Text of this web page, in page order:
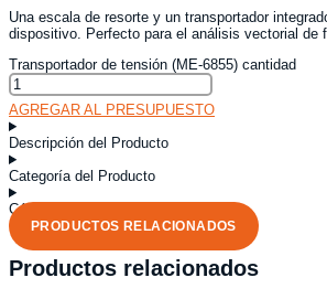
Una escala de resorte y un transportador
dispositivo. Perfecto para el análisis vectorial de
Transportador de tensión (ME-6855) cantidad
AGREGAR AL PRESUPUESTO
Descripción del Producto
Categoría del Producto
Código del Producto
PRODUCTOS RELACIONADOS
Productos relacionados